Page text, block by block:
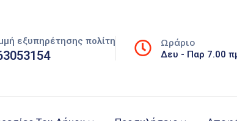
εξυπηρέτησης πολίτη Ωράριο
Δευ - Παρ 7.00